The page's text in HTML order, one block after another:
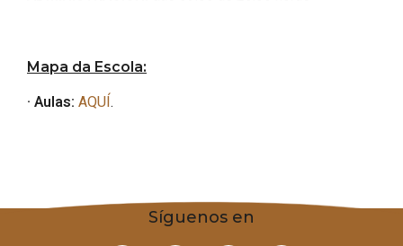
Mapa da Escola:
· Aulas: AQUÍ.
Síguenos en